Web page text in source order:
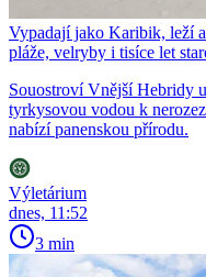
Vypadají jako Karibik, leží
pláže, velryby i tisíce let
Souostroví Vnější Hebridy
tyrkysovou vodou k
nabízí panenskou přírodu.
Výletárium
dnes, 11:52
3 min